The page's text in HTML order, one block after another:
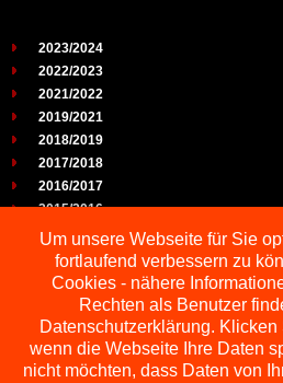
2023/2024
2022/2023
2021/2022
2019/2021
2018/2019
2017/2018
2016/2017
2015/2016
2014/2015
2013/2014
2012/2013
2011/2012
2010/2011
2009/2010
Um unsere Webseite für Sie
fortlaufend verbessern zu
Cookies - nähere
Rechten als Benutzer
Datenschutzerklärung.
wenn die Webseite Ihre Daten
nicht möchten, dass Daten von